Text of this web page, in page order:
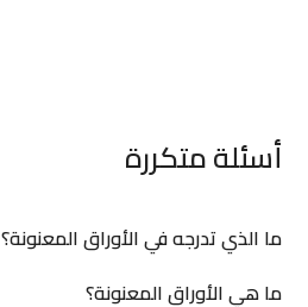
أسئلة متكررة
ما الذي تدرجه في الأوراق المعنونة؟
ما هي الأوراق المعنونة؟